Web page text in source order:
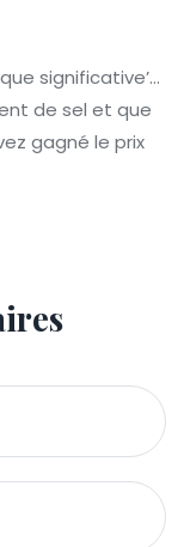
significative’...
de sel et que
gagné le prix